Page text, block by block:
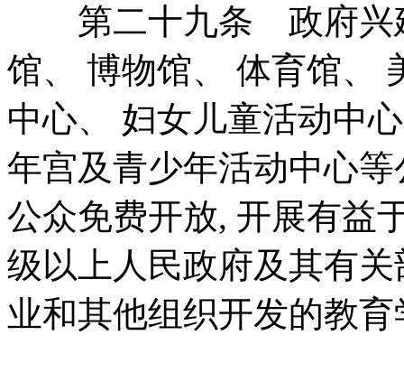
第二十九条 政府兴建
馆、 博物馆、 体育馆、
中心、 妇女儿童活动中
年宫及青少年活动中心
公众免费开放, 开展有益
级以上人民政府及其有
业和其他组织开发的教